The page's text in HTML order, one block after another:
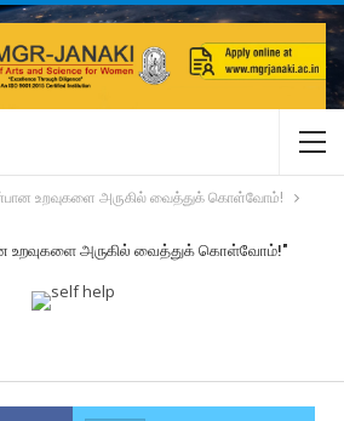
உறவுகளை அருகில் வைத்துக் கொள்வோம்!
உறவுகளை அருகில் வைத்துக் கொள்வோம்!"